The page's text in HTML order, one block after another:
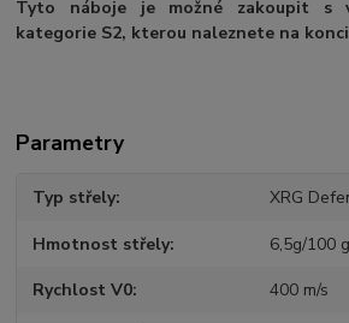
Tyto náboje je možné zakoupit s
kategorie S2, kterou naleznete na
Parametry
Typ střely XRG
Hmotnost střely 6,5g/100
Rychlost V0 400 m/s